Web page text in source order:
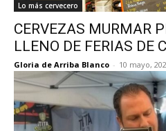
Lo más cervecero
CERVEZAS MURMAR
LLENO DE FERIAS DE
Gloria de Arriba Blanco - 10 mayo,